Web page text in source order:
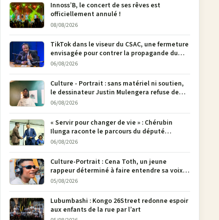
Innoss’B, le concert de ses rêves est
officiellement annulé !
08/08/2026
TikTok dans le viseur du CSAC, une fermeture
envisagée pour contrer la propagande du
M23
06/08/2026
Culture - Portrait : sans matériel ni soutien,
le dessinateur Justin Mulengera refuse de
poser son crayon
06/08/2026
« Servir pour changer de vie » : Chérubin
Ilunga raconte le parcours du député
national Jethro Muyombi Tshimbu en 137
06/08/2026
Culture-Portrait : Cena Toth, un jeune
rappeur déterminé à faire entendre sa voix à
Bunia
05/08/2026
Lubumbashi : Kongo 26Street redonne espoir
aux enfants de la rue par l’art